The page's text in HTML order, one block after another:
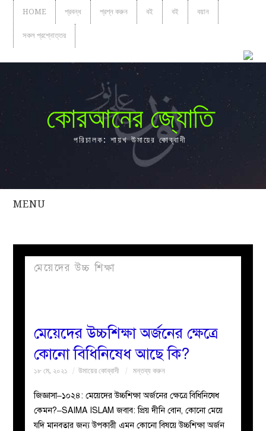
HOME প্রবন্ধ প্রশ্ন করুন বই বই বয়ান
সকল প্রশ্নোত্তর
কোরআনের জ্যোতি
পরিচালক: শায়খ উমায়ের কোব্বাদী
MENU
সকল
প্রবন্ধ
পাতা
মজলিস
মেয়েদের উচ্চ শিক্ষা
মেয়েদের উচ্চশিক্ষা অর্জনের ক্ষেত্রে
কোনো বিধিনিষেধ আছে কি?
১৮ মে, ২০২১ উমায়ের কোব্বাদী মন্তব্য করুন
জিজ্ঞাসা–১০২৪: মেয়েদের উচ্চশিক্ষা অর্জনের ক্ষেত্রে বিধিনিষেধ
কেমন?–SAIMA ISLAM জবাব: প্রিয় দীনি বোন, কোনো মেয়ে
যদি মানবতার জন্য উপকারী এমন কোনো বিষয়ে উচ্চশিক্ষা অর্জন